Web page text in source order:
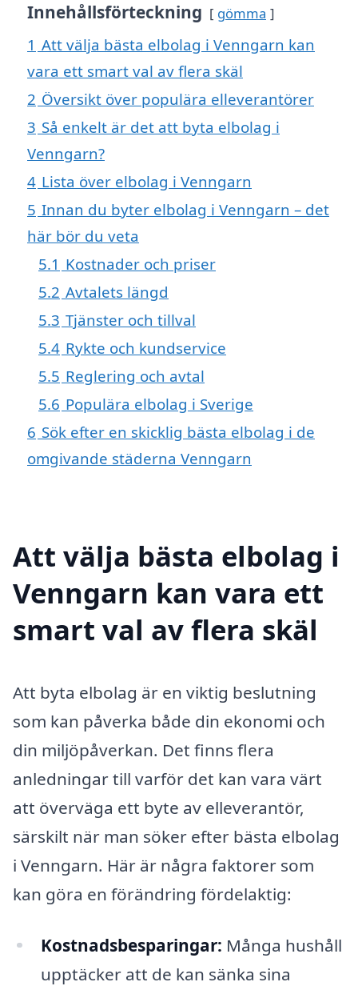
Innehållsförteckning gömma
1 Att välja bästa elbolag i Venngarn kan
vara ett smart val av flera skäl
2 Översikt över populära elleverantörer
3 Så enkelt är det att byta elbolag i
Venngarn?
4 Lista över elbolag i Venngarn
5 Innan du byter elbolag i Venngarn – det
här bör du veta
5.1 Kostnader och priser
5.2 Avtalets längd
5.3 Tjänster och tillval
5.4 Rykte och kundservice
5.5 Reglering och avtal
5.6 Populära elbolag i Sverige
6 Sök efter en skicklig bästa elbolag i de
omgivande städerna Venngarn
Att välja bästa elbolag i
Venngarn kan vara ett
smart val av flera skäl
Att byta elbolag är en viktig beslutning
som kan påverka både din ekonomi och
din miljöpåverkan. Det finns flera
anledningar till varför det kan vara värt
att överväga ett byte av elleverantör,
särskilt när man söker efter bästa elbolag
i Venngarn. Här är några faktorer som
kan göra en förändring fördelaktig:
Kostnadsbesparingar: Många hushåll
upptäcker att de kan sänka sina